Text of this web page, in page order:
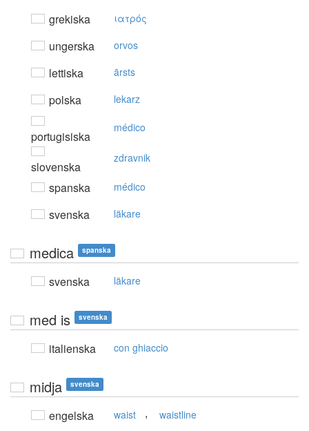
grekiska
ιατρός
ungerska orvos
lettiska ārsts
polska lekarz
portugisiska
médico
slovenska
zdravnik
spanska médico
svenska läkare
medica spanska
svenska läkare
med is svenska
italienska con ghiaccio
midja svenska
engelska waist , waistline